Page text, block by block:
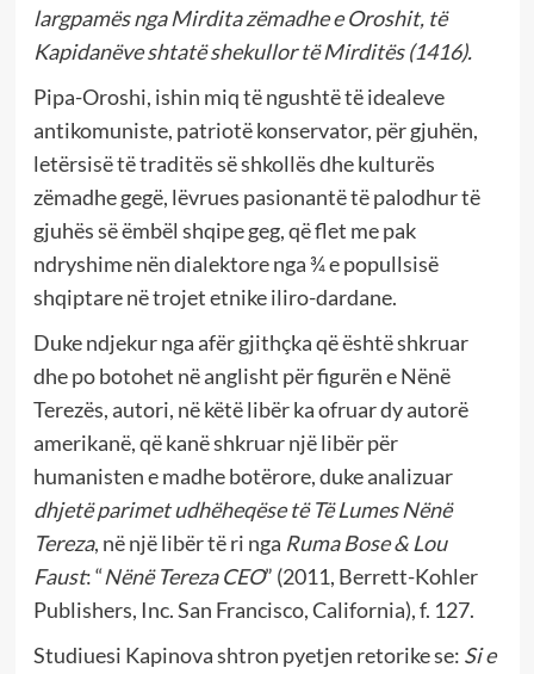
largpamës nga Mirdita zëmadhe e Oroshit, të
Kapidanëve shtatë shekullor të Mirditës (1416).
Pipa-Oroshi, ishin miq të ngushtë të idealeve
antikomuniste, patriotë konservator, për gjuhën,
letërsisë të traditës së shkollës dhe kulturës
zëmadhe gegë, lëvrues pasionantë të palodhur të
gjuhës së ëmbël shqipe geg, që flet me pak
ndryshime nën dialektore nga ¾ e popullsisë
shqiptare në trojet etnike iliro-dardane.
Duke ndjekur nga afër gjithçka që është shkruar
dhe po botohet në anglisht për figurën e Nënë
Terezës, autori, në këtë libër ka ofruar dy autorë
amerikanë, që kanë shkruar një libër për
humanisten e madhe botërore, duke analizuar
dhjetë parimet udhëheqëse të Të Lumes Nënë
Tereza, në një libër të ri nga Ruma Bose & Lou
Faust: “Nënë Tereza CEO” (2011, Berrett-Kohler
Publishers, Inc. San Francisco, California), f. 127.
Studiuesi Kapinova shtron pyetjen retorike se: Si e